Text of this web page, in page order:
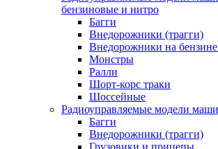
бензиновые и нитро
Багги
Внедорожники (трагги)
Внедорожники на
Монстры
Ралли
Шорт-корс траки
Шоссейные
Радиоуправляемые модели
Багги
Внедорожники (трагги)
Грузовики и прицепы